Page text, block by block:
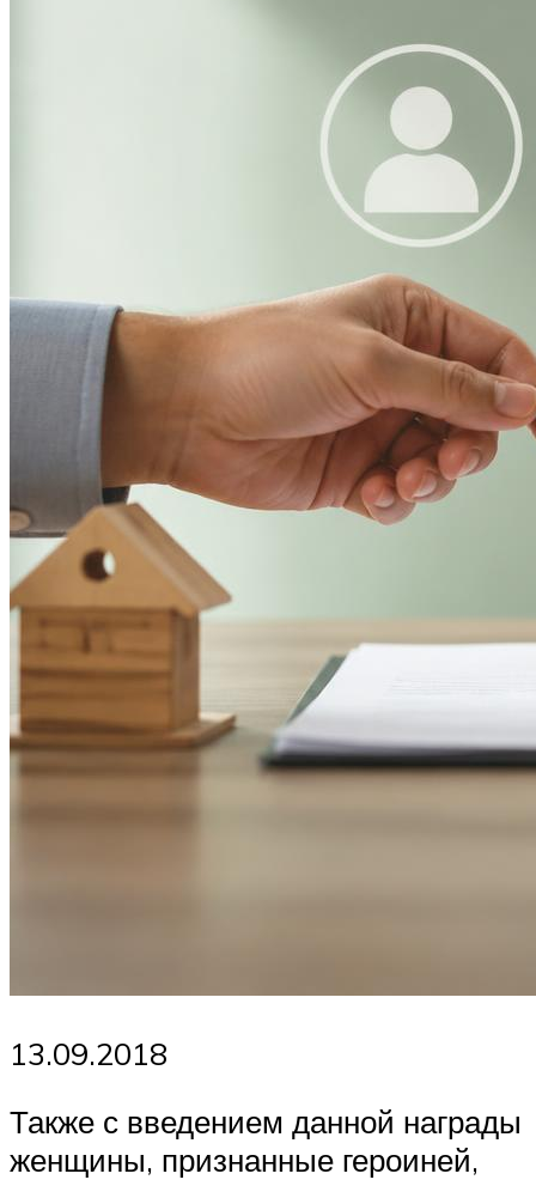
13.09.2018
Также с введением данной награды
женщины, признанные героиней,